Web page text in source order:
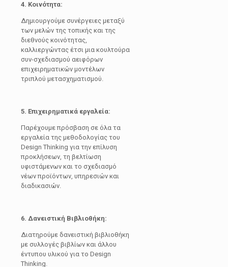
4. Κοινότητα:
Δημιουργούμε συνέργειες μεταξύ
των μελών της τοπικής και της
διεθνούς κοινότητας,
καλλιεργώντας έτσι μια κουλτούρα
συν-σχεδιασμού αειφόρων
επιχειρηματικών μοντέλων
τριπλού μετασχηματισμού.
5. Επιχειρηματικά εργαλεία:
Παρέχουμε πρόσβαση σε όλα τα
εργαλεία της μεθοδολογίας του
Design Thinking για την επίλυση
προκλήσεων, τη βελτίωση
υφιστάμενων και το σχεδιασμό
νέων προϊόντων, υπηρεσιών και
διαδικασιών.
6. Δανειστική Βιβλιοθήκη:
Διατηρούμε δανειστική βιβλιοθήκη
με συλλογές βιβλίων και άλλου
έντυπου υλικού για το Design
Thinking.